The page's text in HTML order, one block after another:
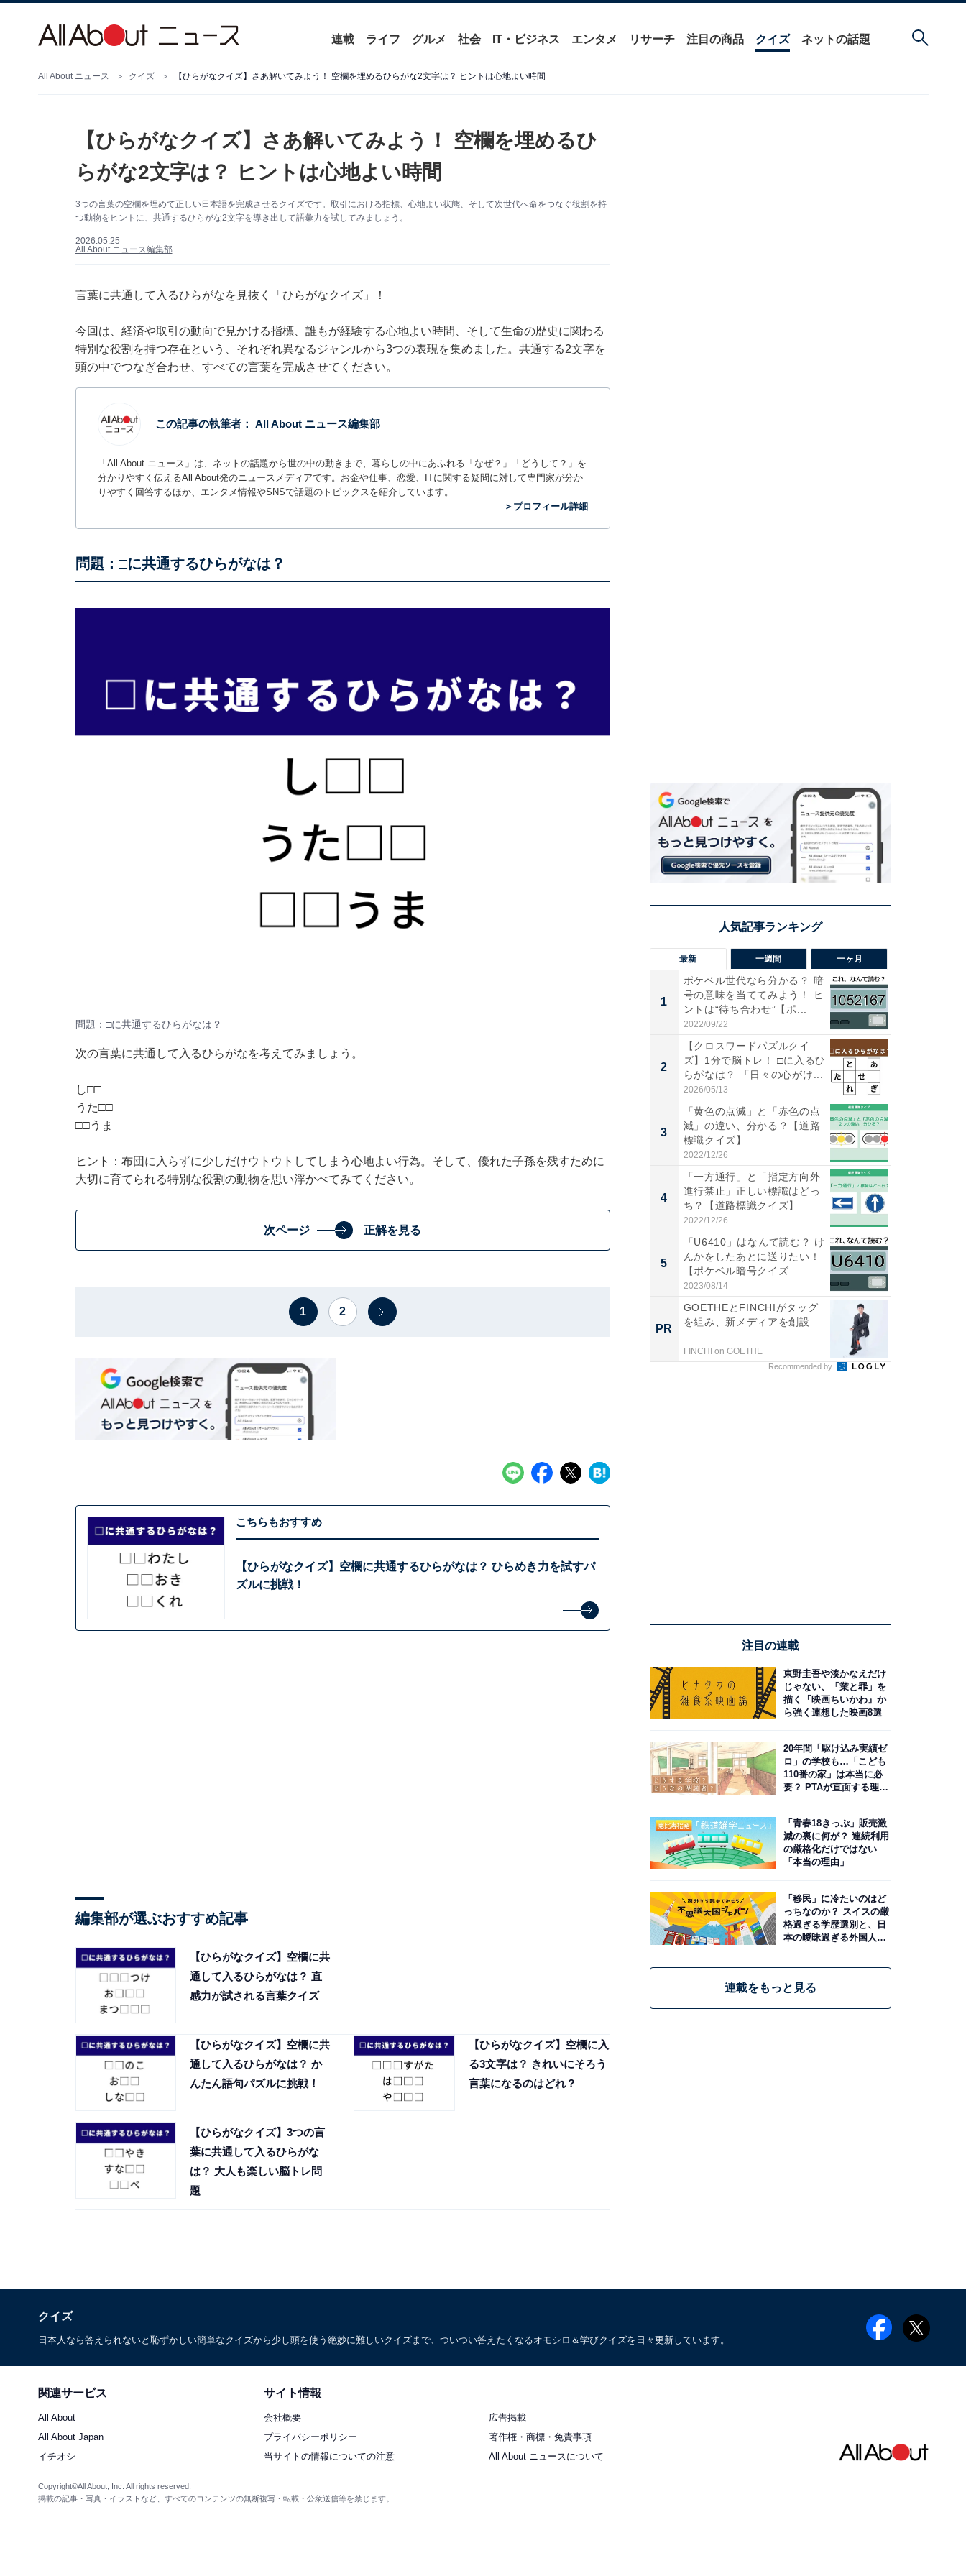
連載 ライフ グルメ 社会 IT・ビジネス エンタメ リサーチ 注目の商品 クイズ ネットの話題
All About ニュース クイズ 【ひらがなクイズ】さあ解いてみよう！ 空欄を埋めるひらがな2文字は？ ヒントは心地よい時間
【ひらがなクイズ】さあ解いてみよう！ 空欄を埋めるひ
らがな2文字は？ ヒントは心地よい時間
3つの言葉の空欄を埋めて正しい日本語を完成させるクイズです。取引における指標、心地よい状態、そして次世代へ命をつなぐ役割を持
つ動物をヒントに、共通するひらがな2文字を導き出して語彙力を試してみましょう。
2026.05.25
All About ニュース編集部
言葉に共通して入るひらがなを見抜く「ひらがなクイズ」！
今回は、経済や取引の動向で見かける指標、誰もが経験する心地よい時間、そして生命の歴史に関わる
特別な役割を持つ存在という、それぞれ異なるジャンルから3つの表現を集めました。共通する2文字を
頭の中でつなぎ合わせ、すべての言葉を完成させてください。
この記事の執筆者： All About ニュース編集部
「All About ニュース」は、ネットの話題から世の中の動きまで、暮らしの中にあふれる「なぜ？」「どうして？」を
分かりやすく伝えるAll About発のニュースメディアです。お金や仕事、恋愛、ITに関する疑問に対して専門家が分か
りやすく回答するほか、エンタメ情報やSNSで話題のトピックスを紹介しています。
＞プロフィール詳細
問題：□に共通するひらがなは？
問題：□に共通するひらがなは？
次の言葉に共通して入るひらがなを考えてみましょう。
し□□
うた□□
□□うま
ヒント：布団に入らずに少しだけウトウトしてしまう心地よい行為。そして、優れた子孫を残すために
大切に育てられる特別な役割の動物を思い浮かべてみてください。
次ページ 正解を見る
1 2
こちらもおすすめ
【ひらがなクイズ】空欄に共通するひらがなは？ ひらめき力を試すパ
ズルに挑戦！
編集部が選ぶおすすめ記事
【ひらがなクイズ】空欄に共
通して入るひらがなは？ 直
感力が試される言葉クイズ
【ひらがなクイズ】空欄に共
通して入るひらがなは？ か
んたん語句パズルに挑戦！
【ひらがなクイズ】空欄に入
る3文字は？ きれいにそろう
言葉になるのはどれ？
【ひらがなクイズ】3つの言
葉に共通して入るひらがな
は？ 大人も楽しい脳トレ問
題
最新 一週間 一ヶ月
1
ポケベル世代なら分かる？ 暗
号の意味を当ててみよう！ ヒ
ントは“待ち合わせ”【ポ...
2022/09/22
2
【クロスワードパズルクイ
ズ】1分で脳トレ！ □に入るひ
らがなは？ 「日々の心がけ...
2026/05/13
3
「黄色の点滅」と「赤色の点
滅」の違い、分かる？【道路
標識クイズ】
2022/12/26
4
「一方通行」と「指定方向外
進行禁止」正しい標識はどっ
ち？【道路標識クイズ】
2022/12/26
5
「U6410」はなんて読む？ け
んかをしたあとに送りたい！
【ポケベル暗号クイズ...
2023/08/14
PR
GOETHEとFINCHIがタッグ
を組み、新メディアを創設
FINCHI on GOETHE
Recommended by
注目の連載
東野圭吾や湊かなえだけ
じゃない、「業と罪」を
描く『映画ちいかわ』か
ら強く連想した映画8選
20年間「駆け込み実績ゼ
ロ」の学校も…「こども
110番の家」は本当に必
要？ PTAが直面する理想
「青春18きっぷ」販売激
減の裏に何が？ 連続利用
の厳格化だけではない
「本当の理由」
「移民」に冷たいのはど
っちなのか？ スイスの厳
格過ぎる学歴選別と、日
本の曖昧過ぎる外国人政
連載をもっと見る
クイズ
日本人なら答えられないと恥ずかしい簡単なクイズから少し頭を使う絶妙に難しいクイズまで、ついつい答えたくなるオモシロ＆学びクイズを日々更新しています。
関連サービス
All About
All About Japan
イチオシ
サイト情報
会社概要
広告掲載
プライバシーポリシー
著作権・商標・免責事項
当サイトの情報についての注意
All About ニュースについて
Copyright©All About, Inc. All rights reserved.
掲載の記事・写真・イラストなど、すべてのコンテンツの無断複写・転載・公衆送信等を禁じます。